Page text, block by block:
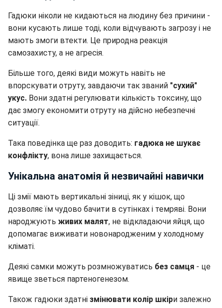
Гадюки ніколи не кидаються на людину без причини -
вони кусають лише тоді, коли відчувають загрозу і не
мають змоги втекти. Це природна реакція
самозахисту, а не агресія.
Більше того, деякі види можуть навіть не
впорскувати отруту, завдаючи так званий "сухий"
укус. Вони здатні регулювати кількість токсину, що
дає змогу економити отруту на дійсно небезпечні
ситуації.
Така поведінка ще раз доводить: гадюка не шукає
конфлікту, вона лише захищається.
Унікальна анатомія й незвичайні навички
Ці змії мають вертикальні зіниці, як у кішок, що
дозволяє їм чудово бачити в сутінках і темряві. Вони
народжують живих малят, не відкладаючи яйця, що
допомагає виживати новонародженим у холодному
кліматі.
Деякі самки можуть розмножуватись без самця - це
явище зветься партеногенезом.
Також гадюки здатні змінювати колір шкіри залежно